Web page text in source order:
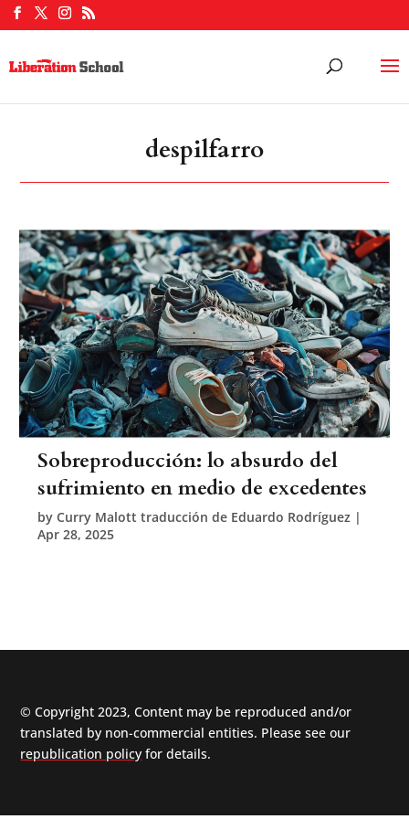
despilfarro
Sobreproducción: lo absurdo del
sufrimiento en medio de excedentes
byCurry Malott traducción de Eduardo Rodríguez |
Apr 28, 2025
© Copyright 2023, Content may be reproduced and/or
translated by non-commercial entities. Please see our
republication policy for details.